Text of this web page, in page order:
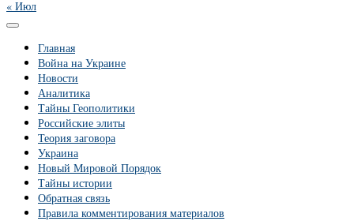
« Июл
Главная
Война на Украине
Новости
Аналитика
Тайны Геополитики
Российские элиты
Теория заговора
Украина
Новый Мировой Порядок
Тайны истории
Обратная связь
Правила комментирования материалов